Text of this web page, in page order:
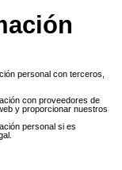
personal con terceros,
con proveedores de
y proporcionar nuestros
personal si es